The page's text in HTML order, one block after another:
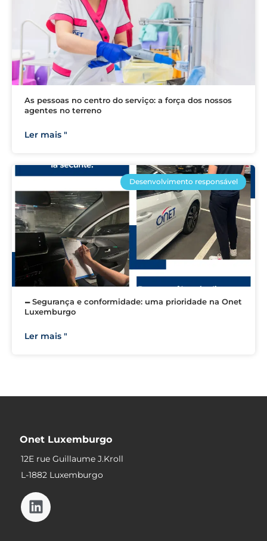
As pessoas no centro do serviço: a força dos nossos
agentes no terreno
Ler mais "
Desenvolvimento responsável
🗕 Segurança e conformidade: uma prioridade na Onet
Luxemburgo
Ler mais "
Onet Luxemburgo
12E rue Guillaume J.Kroll
L-1882 Luxemburgo